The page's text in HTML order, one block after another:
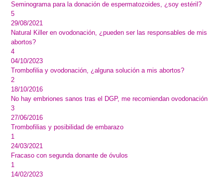
Seminograma para la donación de espermatozoides, ¿soy estéril?
5
29/08/2021
Natural Killer en ovodonación, ¿pueden ser las responsables de mis
abortos?
4
04/10/2023
Trombofilia y ovodonación, ¿alguna solución a mis abortos?
2
18/10/2016
No hay embriones sanos tras el DGP, me recomiendan ovodonación
3
27/06/2016
Trombofilias y posibilidad de embarazo
1
24/03/2021
Fracaso con segunda donante de óvulos
1
14/02/2023